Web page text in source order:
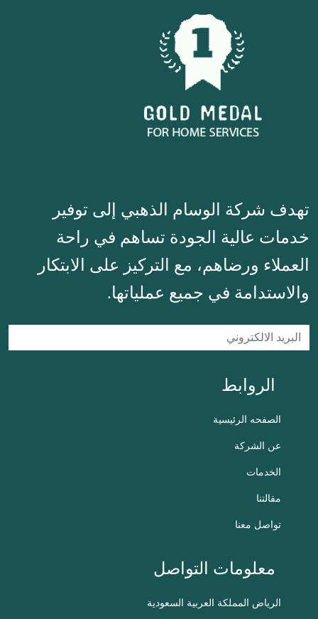
تهدف شركة الوسام الذهبي إلى توفير
خدمات عالية الجودة تساهم في راحة
العملاء ورضاهم، مع التركيز على الابتكار
والاستدامة في جميع عملياتها.
الروابط
الصفحه الرئيسية
عن الشركة
الخدمات
مقالتنا
تواصل معنا
معلومات التواصل
الرياض المملكة العربية السعودية